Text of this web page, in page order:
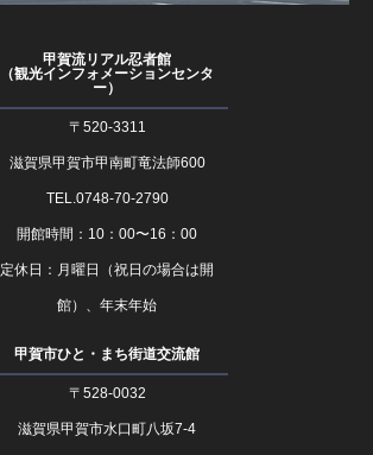
甲賀流リアル忍者館
（観光インフォメーションセンタ
ー）
〒520-3311
滋賀県甲賀市甲南町竜法師600
TEL.0748-70-2790
開館時間：10：00〜16：00
定休日：月曜日（祝日の場合は開
館）、年末年始
甲賀市ひと・まち街道交流館
〒528-0032
滋賀県甲賀市水口町八坂7-4